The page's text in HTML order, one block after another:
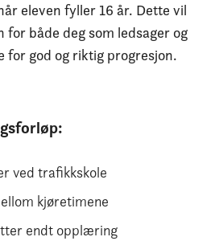
eleven fyller 16 år. Dette vil
både deg som ledsager og
for god og riktig progresjon.
ved trafikkskole
kjøretimene
endt opplæring